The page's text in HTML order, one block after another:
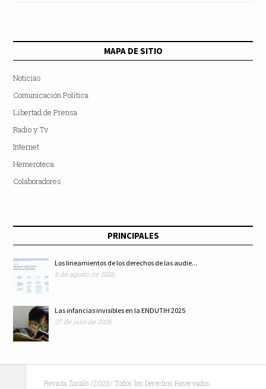
MAPA DE SITIO
Noticias
Comunicación Política
Libertad de Prensa
Radio y Tv
Internet
Hemeroteca
Colaboradores
PRINCIPALES
Los lineamientos de los derechos de las audie...
5 de agosto de 2026
Las infancias invisibles en la ENDUTIH 2025
27 de julio de 2026
Revista Zocalo /2025/ Todos los Derechos Reservados